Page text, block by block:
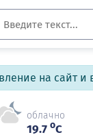
на сайт и
облачно
19.7 oC